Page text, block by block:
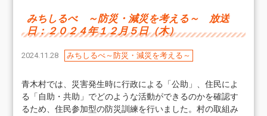
みちしるべ ～防災・減災を考える～ 放送
日：２０２４年１２月５日（木）
2024.11.28 みちしるべ～防災・減災を考える～
青木村では、災害発生時に行政による「公助」、住民によ
る「自助・共助」でどのような活動ができるのかを確認す
るため、住民参加型の防災訓練を行いました。村の取組み